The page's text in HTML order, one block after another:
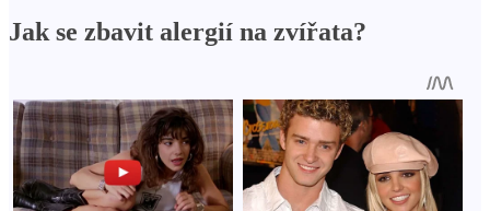
Jak se zbavit alergií na zvířata?